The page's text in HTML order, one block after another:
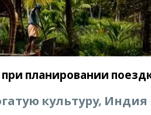
планировании
культуру, Индия